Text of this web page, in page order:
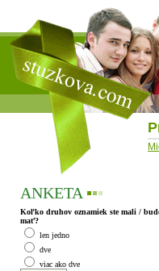
ANKETA ▪▪▪
Koľko druhov oznamiek ste mali /
mať?
len jedno
dve
viac ako dve